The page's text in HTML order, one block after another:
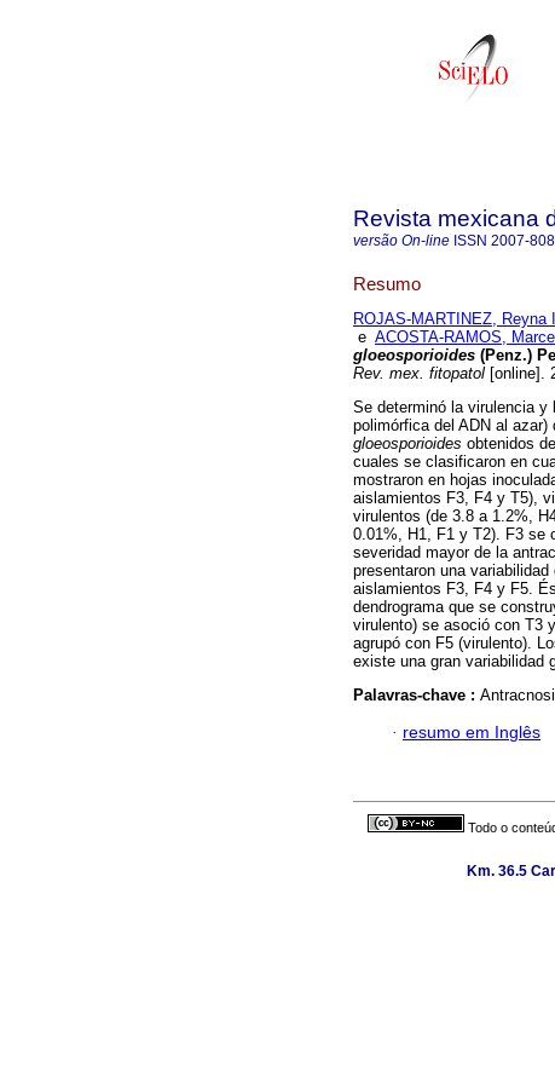
Revista mexicana
versão On-line ISSN 2007-
Resumo
ROJAS-MARTINEZ, Reyna
e ACOSTA-RAMOS,
gloeosporioides (Penz.)
Rev. mex. fitopatol [online].
Se determinó la virulencia
polimórfica del ADN al
gloeosporioides obtenidos
cuales se clasificaron en
mostraron en hojas
aislamientos F3, F4 y T5),
virulentos (de 3.8 a 1.2%,
0.01%, H1, F1 y T2). F3 se
severidad mayor de la
presentaron una
aislamientos F3, F4 y F5.
dendrograma que se
virulento) se asoció con T3
agrupó con F5 (virulento).
existe una gran variabilidad
Palavras-chave :
· resumo em Inglês
Todo o
Km. 36.5